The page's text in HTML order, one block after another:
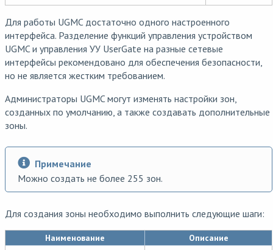
Для работы UGMC достаточно одного настроенного
интерфейса. Разделение функций управления устройством
UGMC и управления УУ UserGate на разные сетевые
интерфейсы рекомендовано для обеспечения безопасности,
но не является жестким требованием.
Администраторы UGMC могут изменять настройки зон,
созданных по умолчанию, а также создавать дополнительные
зоны.
Примечание
Можно создать не более 255 зон.
Для создания зоны необходимо выполнить следующие шаги:
Наименование Описание